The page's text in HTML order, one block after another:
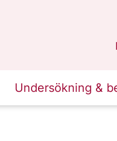
Undersökning &